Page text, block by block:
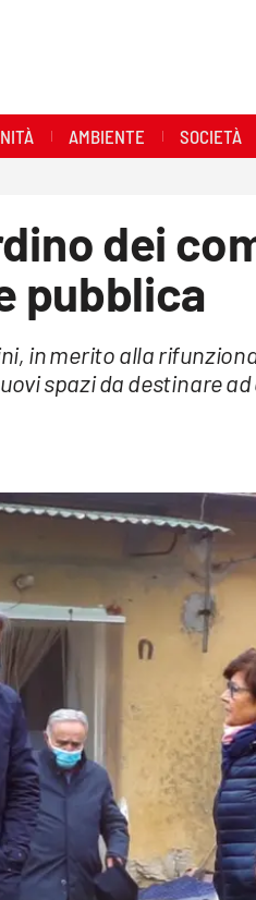
AMBIENTE SOCIETÀ
dei
pubblica
in merito alla
spazi da destinare